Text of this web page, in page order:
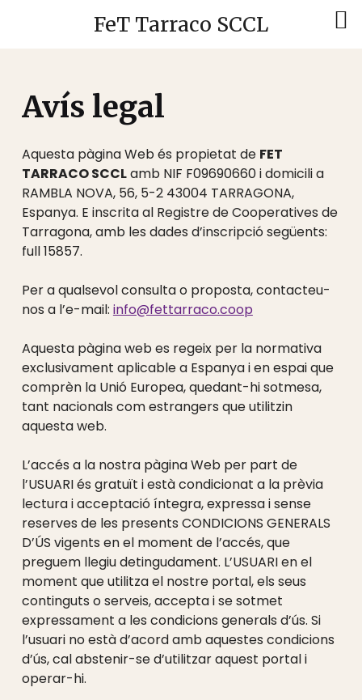
Avís legal
Aquesta pàgina Web és propietat de FET
TARRACO SCCLamb NIF F09690660 i domicili a
RAMBLA NOVA, 56, 5-2 43004 TARRAGONA,
Espanya. E inscrita al Registre de Cooperatives de
Tarragona, amb les dades d’inscripció següents:
full 15857.
Per a qualsevol consulta o proposta, contacteu-
nos a l’e-mail: info@fettarraco.coop
Aquesta pàgina web es regeix per la normativa
exclusivament aplicable a Espanya i en espai que
comprèn la Unió Europea, quedant-hi sotmesa,
tant nacionals com estrangers que utilitzin
aquesta web.
L’accés a la nostra pàgina Web per part de
l’USUARI és gratuït i està condicionat a la prèvia
lectura i acceptació íntegra, expressa i sense
reserves de les presents CONDICIONS GENERALS
D’ÚS vigents en el moment de l’accés, que
preguem llegiu detingudament. L’USUARI en el
moment que utilitza el nostre portal, els seus
continguts o serveis, accepta i se sotmet
expressament a les condicions generals d’ús. Si
l’usuari no està d’acord amb aquestes condicions
d’ús, cal abstenir-se d’utilitzar aquest portal i
operar-hi.
FeT Tarraco SCCL